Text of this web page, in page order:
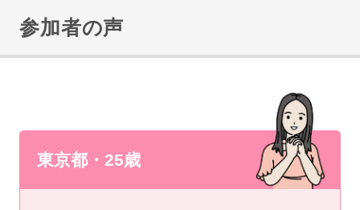
参加者の声
東京都・25歳